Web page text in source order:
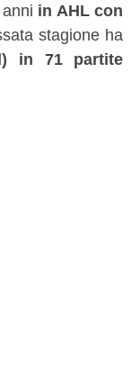
in AHL con
stagione ha
in 71 partite